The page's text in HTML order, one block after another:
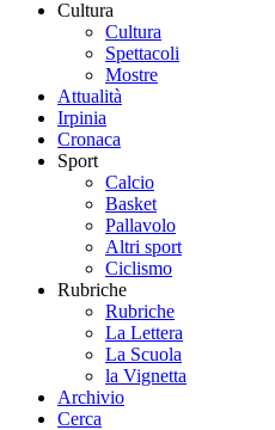
Cultura
Cultura
Spettacoli
Mostre
Attualità
Irpinia
Cronaca
Sport
Calcio
Basket
Pallavolo
Altri sport
Ciclismo
Rubriche
Rubriche
La Lettera
La Scuola
la Vignetta
Archivio
Cerca